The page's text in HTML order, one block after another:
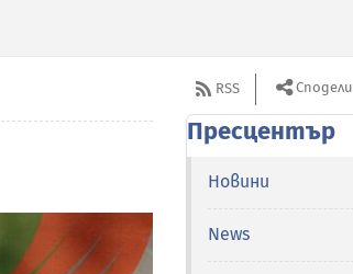
RSS Сподели
Пресцентър
Новини
News